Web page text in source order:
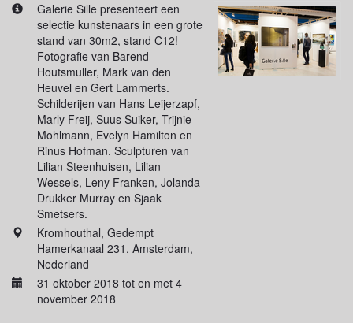
Galerie Sille presenteert een
selectie kunstenaars in een grote
stand van 30m2, stand C12!
Fotografie van Barend
Houtsmuller, Mark van den
Heuvel en Gert Lammerts.
Schilderijen van Hans Leijerzapf,
Marly Freij, Suus Suiker, Trijnie
Mohlmann, Evelyn Hamilton en
Rinus Hofman. Sculpturen van
Lilian Steenhuisen, Lilian
Wessels, Leny Franken, Jolanda
Drukker Murray en Sjaak
Smetsers.
Kromhouthal, Gedempt
Hamerkanaal 231, Amsterdam,
Nederland
31 oktober 2018 tot en met 4
november 2018